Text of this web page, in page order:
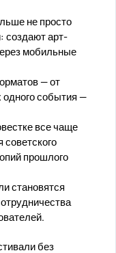
не просто
создают арт-
мобильные
— от
одного события —
все чаще
прошлого
становятся
без